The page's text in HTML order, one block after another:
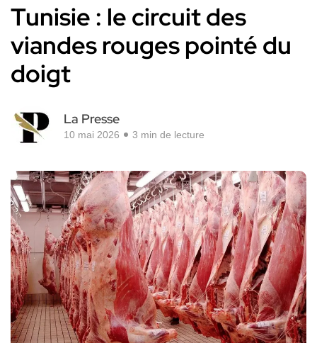
Tunisie : le circuit des
viandes rouges pointé du
doigt
La Presse
10 mai 2026 3 min de lecture